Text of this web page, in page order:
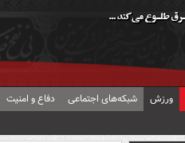
ورزش شبکه‌های اجتماعی دفاع و امنیت